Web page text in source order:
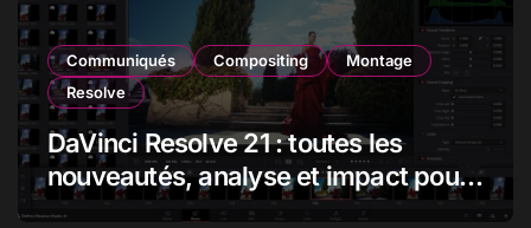
Communiqués Compositing
Montage
Resolve
DaVinci Resolve 21 : toutes les
nouveautés, analyse et impact pour
les monteurs, étalonneurs et